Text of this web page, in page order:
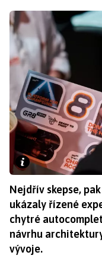
Nejdřív skepse,
ukázaly řízené
chytré
návrhu
vývoje.